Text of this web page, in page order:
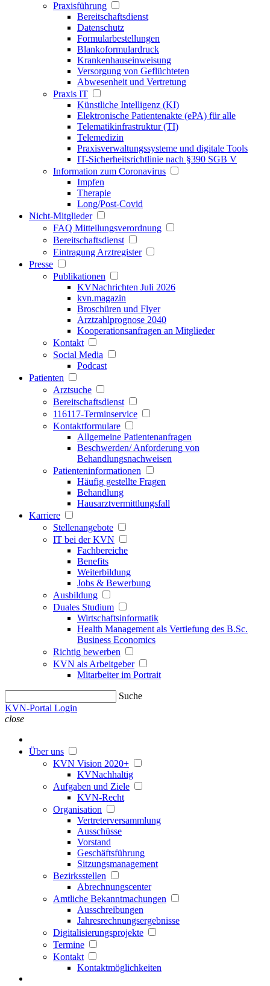
Praxisführung
Bereitschaftsdienst
Datenschutz
Formularbestellungen
Blankoformulardruck
Krankenhauseinweisung
Versorgung von Geflüchteten
Abwesenheit und Vertretung
Praxis IT
Künstliche Intelligenz (KI)
Elektronische Patientenakte (ePA) für alle
Telematikinfrastruktur (TI)
Telemedizin
Praxisverwaltungssysteme und digitale Tools
IT-Sicherheitsrichtlinie nach §390 SGB V
Information zum Coronavirus
Impfen
Therapie
Long/Post-Covid
Nicht-Mitglieder
FAQ Mitteilungsverordnung
Bereitschaftsdienst
Eintragung Arztregister
Presse
Publikationen
KVNachrichten Juli 2026
kvn.magazin
Broschüren und Flyer
Arztzahlprognose 2040
Kooperationsanfragen an Mitglieder
Kontakt
Social Media
Podcast
Patienten
Arztsuche
Bereitschaftsdienst
116117-Terminservice
Kontaktformulare
Allgemeine Patientenanfragen
Beschwerden/ Anforderung von
Behandlungsnachweisen
Patienteninformationen
Häufig gestellte Fragen
Behandlung
Hausarztvermittlungsfall
Karriere
Stellenangebote
IT bei der KVN
Fachbereiche
Benefits
Weiterbildung
Jobs & Bewerbung
Ausbildung
Duales Studium
Wirtschaftsinformatik
Health Management als Vertiefung des B.Sc.
Business Economics
Richtig bewerben
KVN als Arbeitgeber
Mitarbeiter im Portrait
Suche
KVN-Portal Login
close
Über uns
KVN Vision 2020+
KVNachhaltig
Aufgaben und Ziele
KVN-Recht
Organisation
Vertreterversammlung
Ausschüsse
Vorstand
Geschäftsführung
Sitzungsmanagement
Bezirksstellen
Abrechnungscenter
Amtliche Bekanntmachungen
Ausschreibungen
Jahresrechnungsergebnisse
Digitalisierungsprojekte
Termine
Kontakt
Kontaktmöglichkeiten